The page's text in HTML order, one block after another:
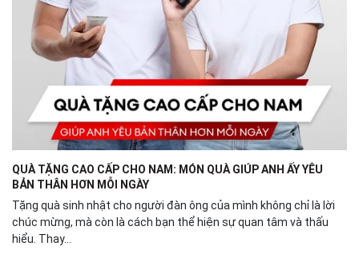
QUÀ TẶNG CAO CẤP CHO NAM: MÓN QUÀ GIÚP ANH ẤY YÊU
BẢN THÂN HƠN MỖI NGÀY
Tặng quà sinh nhật cho người đàn ông của mình không chỉ là lời
chúc mừng, mà còn là cách bạn thể hiện sự quan tâm và thấu
hiểu. Thay...